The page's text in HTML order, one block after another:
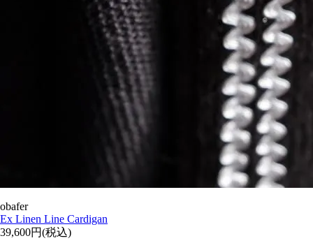
obafer
Ex Linen Line Cardigan
39,600円(税込)